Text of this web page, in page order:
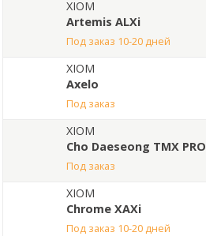
XIOM
Artemis ALXi
под заказ 10-20 дней
XIOM
Axelo
под заказ
XIOM
Cho Daeseong TMX PRO
под заказ
XIOM
Chrome XAXi
под заказ 10-20 дней